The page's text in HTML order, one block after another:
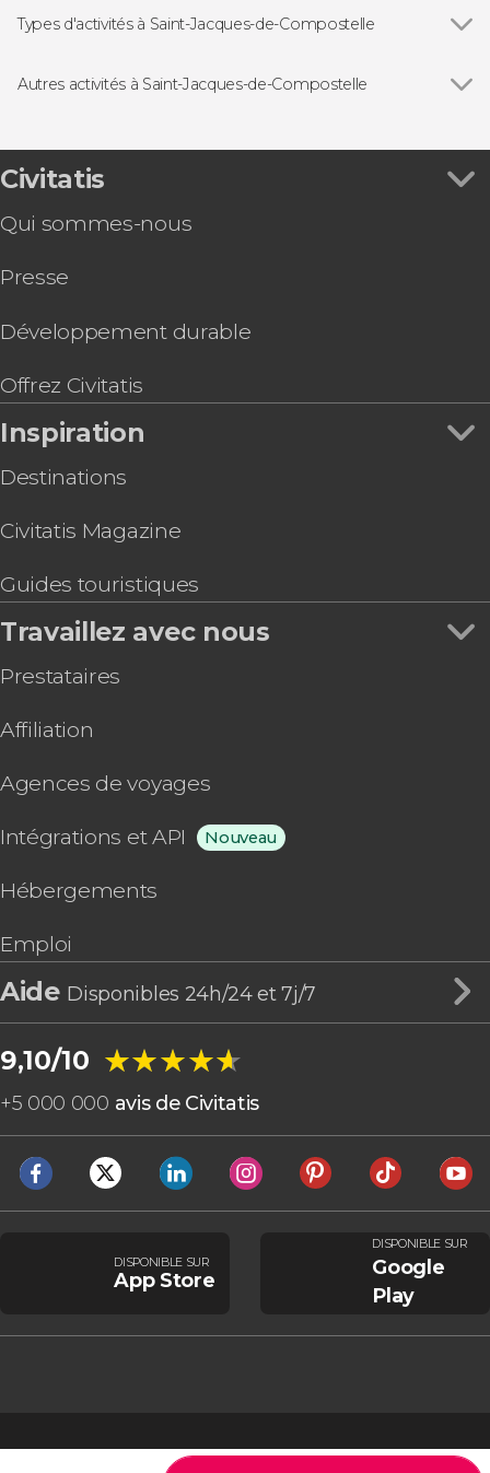
Types d'activités à Saint-Jacques-de-Compostelle
Free Tour
Autres activités à Saint-Jacques-de-Compostelle
Jacques-de-Compostelle avec dîner galicien
Visite gastronomique à Saint-Jacques-de-
Visite du pèlerin : les derniers kilomètres du
Visite dans Pontevedra + Lumières de Noël de
Civitatis
Qui sommes-nous
Presse
Développement durable
Offrez Civitatis
Inspiration
Destinations
Civitatis Magazine
Guides touristiques
Travaillez avec nous
Prestataires
Affiliation
Agences de voyages
Intégrations et API Nouveau
Hébergements
Emploi
Aide Disponibles 24h/24 et 7j/7
9,10/10 ★★★★★
★★★★★
+5 000 000 avis de Civitatis
DISPONIBLE SUR
App Store
DISPONIBLE SUR
Google
Play